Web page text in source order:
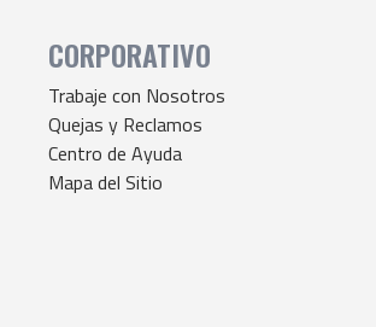
CORPORATIVO
Trabaje con Nosotros
Quejas y Reclamos
Centro de Ayuda
Mapa del Sitio